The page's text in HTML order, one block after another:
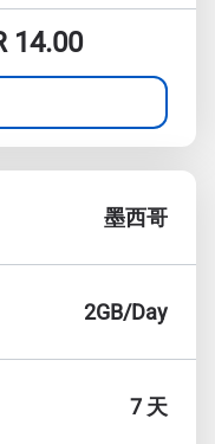
14.00
墨西哥
2GB/Day
7 天